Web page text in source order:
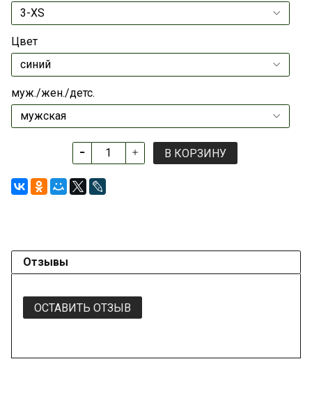
Цвет
муж./жен./детс.
В КОРЗИНУ
Отзывы
ОСТАВИТЬ ОТЗЫВ